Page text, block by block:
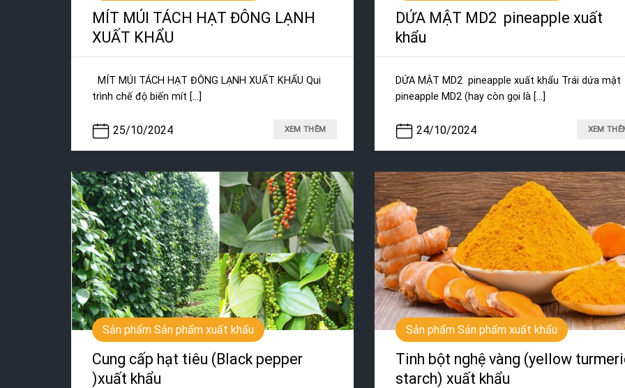
MÍT MÚI TÁCH HẠT ĐÔNG LẠNH
XUẤT KHẨU
25/10/2024
MÍT MÚI TÁCH HẠT ĐÔNG LẠNH XUẤT KHẨU Qui
trình chế độ biến mít [...]
XEM THÊM
DỨA MẬT MD2 pineapple xuất
khẩu
24/10/2024
DỨA MẬT MD2 pineapple xuất khẩu Trái dứa mật
pineapple MD2 (hay còn gọi là [...]
XEM
Sản phẩm Sản phẩm xuất khẩu
Cung cấp hạt tiêu (Black pepper
)xuất khẩu
Sản phẩm Sản phẩm xuất khẩu
Tinh bột nghệ vàng (yellow
starch) xuất khẩu